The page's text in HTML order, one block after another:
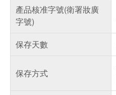
產品核准字號(衛署妝廣
字號)
保存天數
保存方式